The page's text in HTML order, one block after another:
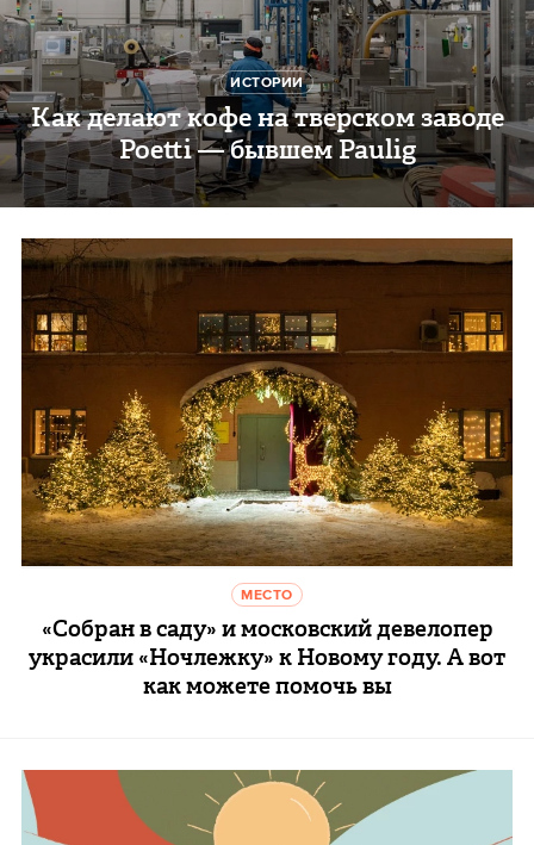
ИСТОРИИ
Как делают кофе на тверском заводе
Poetti — бывшем Paulig
МЕСТО
«Собран в саду» и московский девелопер
украсили «Ночлежку» к Новому году. А вот
как можете помочь вы